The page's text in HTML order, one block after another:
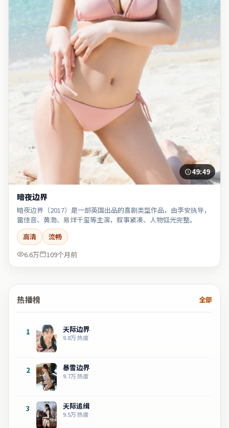
49:49
暗夜边界
暗夜边界（2017）是一部英国出品的喜剧类型作品，由李安执导，
雷佳音、黄渤、易烊千玺等主演，叙事紧凑、人物弧光完整。
高清
流畅
6.6万
109个月前
热播榜 全部
1 天际边界
9.8万热度
2 暴雪边界
9.7万热度
3 天际追缉
9.5万热度